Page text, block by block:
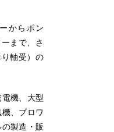
からポン
まで、さ
軸受）の
機、大型
、ブロワ
製造・販